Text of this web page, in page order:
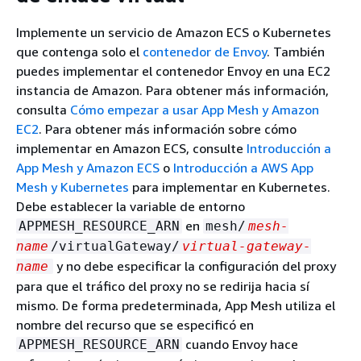
iguales. Si su protocolo de oyente es
grpc ohttp2, especifique
maxRequestsúnicamente. Si su
protocolo de oyente eshttp , puede
especificar tantomaxConnections
comomaxPendingRequests .
EnNúmero máximo de conexiones,
especifique el número máximo de
conexiones salientes.
En Número máximo de solicitudes,
especifique el número máximo de
solicitudes paralelas que se pueden
establecer con el Envoy de puerta de
enlace virtual.
(Opcional) EnNúmero máximo de
Puerto de comprobación de estado
especifique el puerto en el que se debe
ejecutar la comprobación de estado.
EnUmbral de buen estado , especifique el
número de comprobaciones de estado
correctas consecutivas que deben
producirse antes de declarar que el oyente
está en buen estado.
EnIntervalo de comprobación de estado
especifique el período de tiempo en
milisegundos entre cada ejecución de
comprobación de estado.
EnRuta, especifique la ruta de destino de
cada solicitud de comprobación de estado.
Este valor solo se usa si elProtocolo de
comprobación de estadoes
http2. El valor se ignora en el caso de los
alojamiento: selecciona un
certificadoexistente.
Alojamiento de Envoy Secret
Discovery Service (SDS): escriba el
nombre del secreto que Envoy obtiene
mediante el Secret Discovery Service.
Alojamiento local de archivos
especifique la ruta a la
Cadena de
certificados
privadadel sistema de archivos en el
que está implementado Envoy.
(Opcional) SeleccioneExigir certificado de
cliente
y una de las siguientes opciones
para habilitar la autenticación TLS mutua
si el cliente proporciona un certificado.
Para obtener más información sobre la TLS
mutua, consulte los documentos de
Implemente un servicio de Amazon ECS o Kubernetes
que contenga solo el contenedor de Envoy. También
puedes implementar el contenedor Envoy en una EC2
instancia de Amazon. Para obtener más información,
consulta Cómo empezar a usar App Mesh y Amazon
EC2. Para obtener más información sobre cómo
implementar en Amazon ECS, consulte Introducción a
App Mesh y Amazon ECS o Introducción a AWS App
Mesh y Kubernetes para implementar en Kubernetes.
Debe establecer la variable de entorno
APPMESH_RESOURCE_ARN en mesh/ mesh-
name /virtualGateway/ virtual-gateway-
name y no debe especificar la configuración del proxy
para que el tráfico del proxy no se redirija hacia sí
mismo. De forma predeterminada, App Mesh utiliza el
nombre del recurso que se especificó en
APPMESH_RESOURCE_ARN cuando Envoy hace